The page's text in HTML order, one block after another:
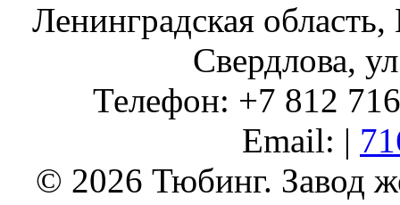
Ленинградская
Свердлова,
Телефон: +7 812
Email: |
© 2026 Тюбинг. Завод